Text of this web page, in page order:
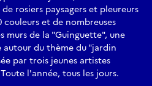
rosiers paysagers et pleureurs
couleurs et de nombreuses
murs de la "Guinguette", une
autour du thème du "jardin
par trois jeunes artistes
l'année, tous les jours.